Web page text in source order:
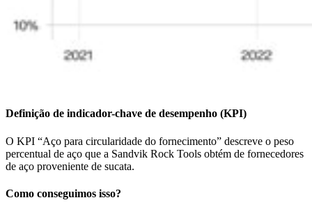
Definição de indicador-chave de desempenho (KPI)
O KPI “Aço para circularidade do fornecimento” descreve o peso
percentual de aço que a Sandvik Rock Tools obtém de fornecedores
de aço proveniente de sucata.
Como conseguimos isso?